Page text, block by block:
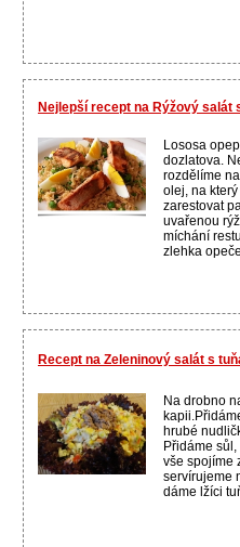
Nejlepší recept na Rýžový salát
Lososa
dozlatova.
rozdělíme
olej, na
zarestovat
uvařenou
míchání
zlehka
Recept na Zeleninový salát s
Na drobno
hrubé
Přidáme
vše spojíme
servírujeme
dáme lžíci